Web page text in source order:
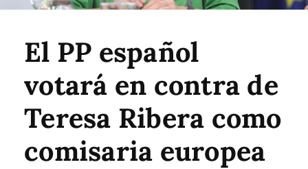
El PP español
votará en contra de
Teresa Ribera como
comisaria europea